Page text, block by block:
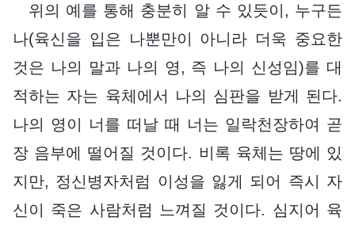
위의 예를 통해 충분히 알 수 있듯이, 누구든
나(육신을 입은 나뿐만이 아니라 더욱 중요한
것은 나의 말과 나의 영, 즉 나의 신성임)를 대
적하는 자는 육체에서 나의 심판을 받게 된다.
나의 영이 너를 떠날 때 너는 일락천장하여 곧
장 음부에 떨어질 것이다. 비록 육체는 땅에 있
지만, 정신병자처럼 이성을 잃게 되어 즉시 자
신이 죽은 사람처럼 느껴질 것이다. 심지어 육